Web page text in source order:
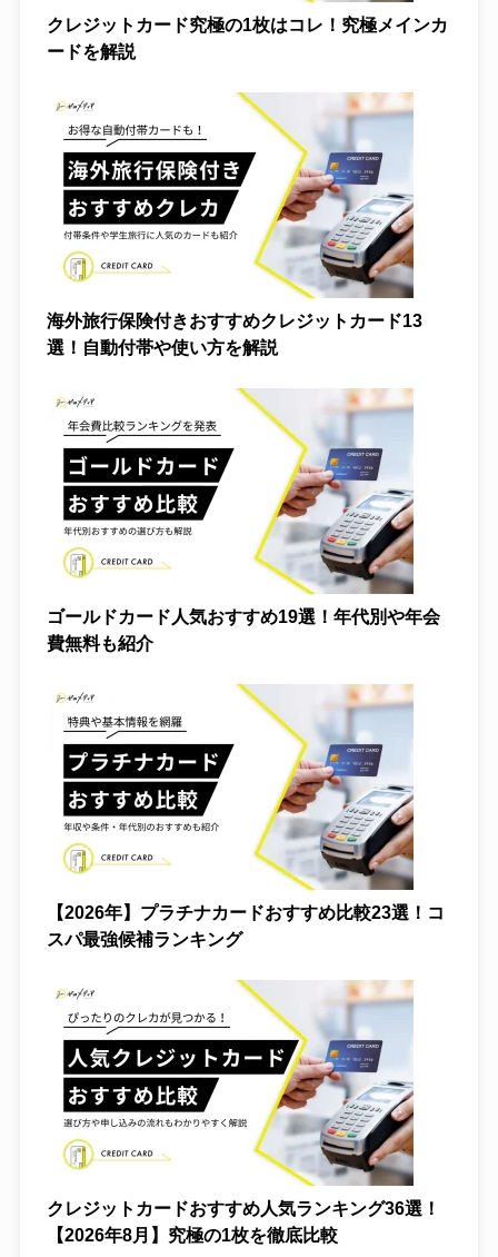
クレジットカード究極の1枚はコレ！究極メインカ
ードを解説
海外旅行保険付きおすすめクレジットカード13
選！自動付帯や使い方を解説
ゴールドカード人気おすすめ19選！年代別や年会
費無料も紹介
【2026年】プラチナカードおすすめ比較23選！コ
スパ最強候補ランキング
クレジットカードおすすめ人気ランキング36選！
【2026年8月】究極の1枚を徹底比較
転職
体験談
独自調査
オリパ
保険
カードローン
FX
クレジットカード